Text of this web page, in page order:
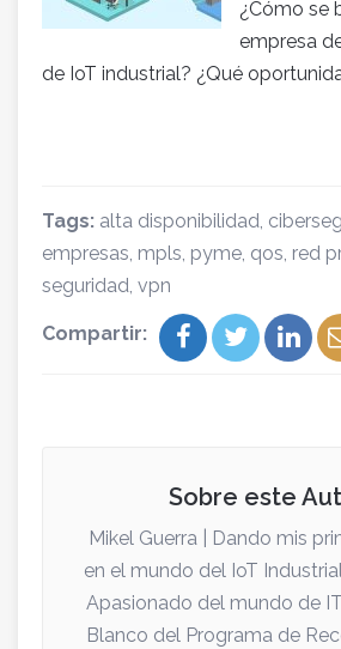
¿Cómo se
empresa
de IoT industrial? ¿Qué
Tags: alta disponibilidad,
empresas, mpls, pyme, qos, red
seguridad, vpn
Compartir:
Sobre este
Mikel Guerra | Dando mis
en el mundo del IoT Industrial
Apasionado del mundo de
Blanco del Programa de